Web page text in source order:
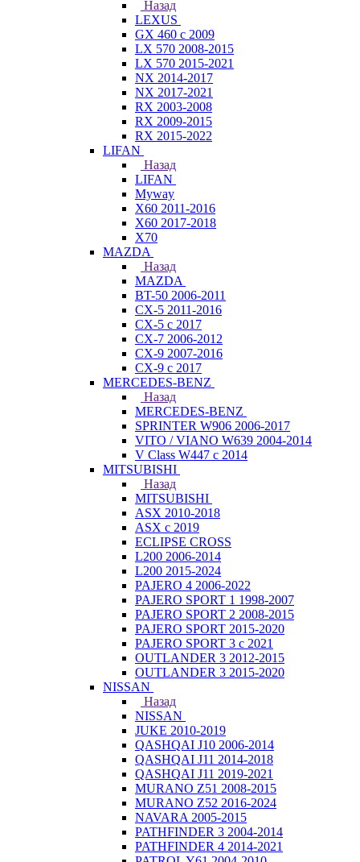
Назад
LEXUS
GX 460 с 2009
LX 570 2008-2015
LX 570 2015-2021
NX 2014-2017
NX 2017-2021
RX 2003-2008
RX 2009-2015
RX 2015-2022
LIFAN
Назад
LIFAN
Myway
X60 2011-2016
X60 2017-2018
X70
MAZDA
Назад
MAZDA
BT-50 2006-2011
CX-5 2011-2016
CX-5 с 2017
CX-7 2006-2012
CX-9 2007-2016
CX-9 с 2017
MERCEDES-BENZ
Назад
MERCEDES-BENZ
SPRINTER W906 2006-2017
VITO / VIANO W639 2004-2014
V Class W447 с 2014
MITSUBISHI
Назад
MITSUBISHI
ASX 2010-2018
ASX с 2019
ECLIPSE CROSS
L200 2006-2014
L200 2015-2024
PAJERO 4 2006-2022
PAJERO SPORT 1 1998-2007
PAJERO SPORT 2 2008-2015
PAJERO SPORT 2015-2020
PAJERO SPORT 3 с 2021
OUTLANDER 3 2012-2015
OUTLANDER 3 2015-2020
NISSAN
Назад
NISSAN
JUKE 2010-2019
QASHQAI J10 2006-2014
QASHQAI J11 2014-2018
QASHQAI J11 2019-2021
MURANO Z51 2008-2015
MURANO Z52 2016-2024
NAVARA 2005-2015
PATHFINDER 3 2004-2014
PATHFINDER 4 2014-2021